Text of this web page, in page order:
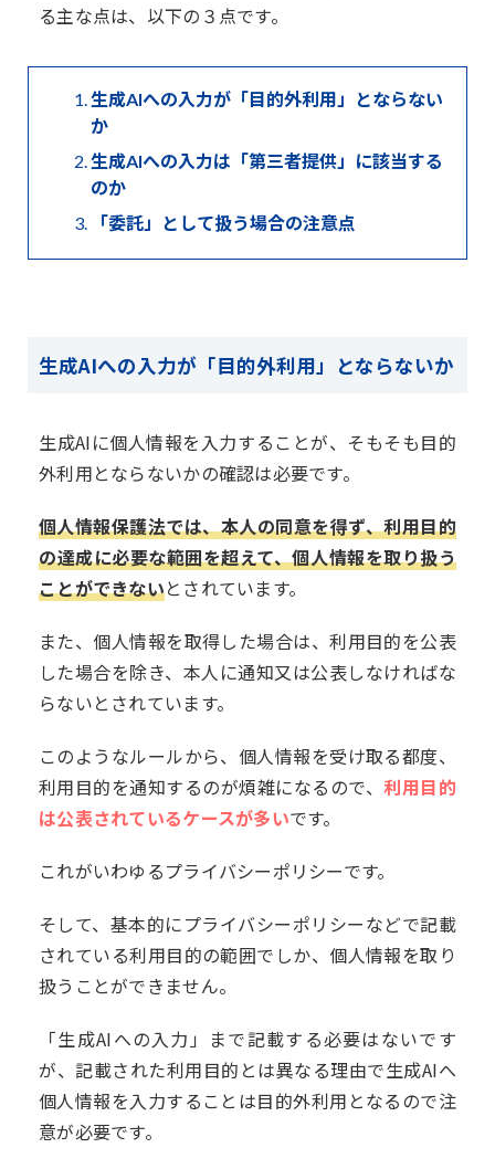
る主な点は、以下の３点です。
生成AIへの入力が「目的外利用」とならない
か
生成AIへの入力は「第三者提供」に該当する
のか
「委託」として扱う場合の注意点
生成AIへの入力が「目的外利用」とならないか
生成AIに個人情報を入力することが、そもそも目的
外利用とならないかの確認は必要です。
個人情報保護法では、本人の同意を得ず、利用目的
の達成に必要な範囲を超えて、個人情報を取り扱う
ことができないとされています。
また、個人情報を取得した場合は、利用目的を公表
した場合を除き、本人に通知又は公表しなければな
らないとされています。
このようなルールから、個人情報を受け取る都度、
利用目的を通知するのが煩雑になるので、利用目的
は公表されているケースが多いです。
これがいわゆるプライバシーポリシーです。
そして、基本的にプライバシーポリシーなどで記載
されている利用目的の範囲でしか、個人情報を取り
扱うことができません。
「生成AIへの入力」まで記載する必要はないです
が、記載された利用目的とは異なる理由で生成AIへ
個人情報を入力することは目的外利用となるので注
意が必要です。